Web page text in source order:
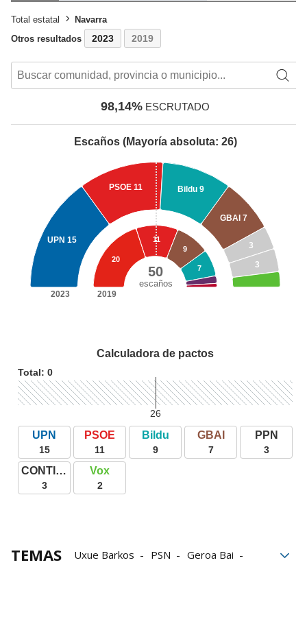
TEMAS Uxue Barkos PSN
Geroa Bai